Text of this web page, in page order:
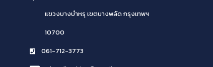
แขวงบางบำหรุ เขตบางพลัดกรุงเทพฯ
10700
061-712-3773